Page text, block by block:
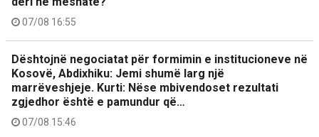
07/08 16:55
Dështojnë negociatat për formimin e institucioneve në
Kosovë, Abdixhiku: Jemi shumë larg një
marrëveshjeje. Kurti: Nëse mbivendoset rezultati
zgjedhor është e pamundur që…
07/08 15:46